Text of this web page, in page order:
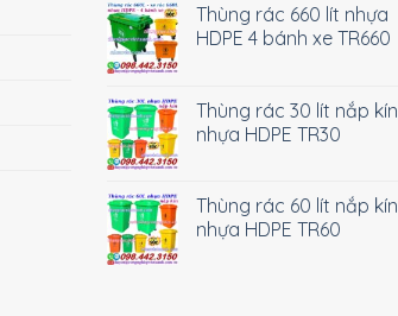
Thùng rác 660 lít nhựa
HDPE 4 bánh xe TR660
Thùng rác 30 lít nắp kín
nhựa HDPE TR30
Thùng rác 60 lít nắp kín
nhựa HDPE TR60